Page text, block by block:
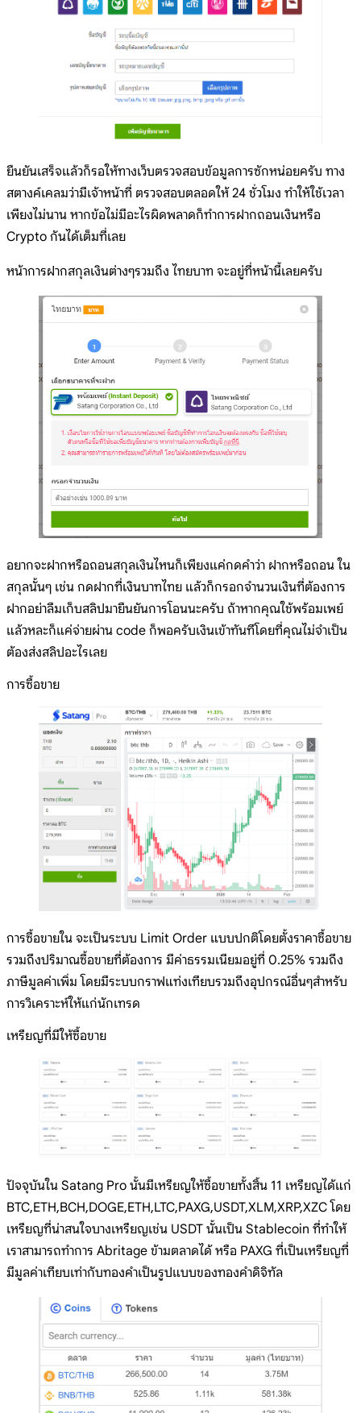
ยืนยันเสร็จแล้วก็รอให้ทางเว็บตรวจสอบข้อมูลการซักหน่อยครับ ทาง
สตางค์เคลมว่ามีเจ้าหน้าที่ ตรวจสอบตลอดให้ 24 ชั่วโมง ทำให้ใช้เวลา
เพียงไม่นาน หากข้อไม่มีอะไรผิดพลาดก็ทำการฝากถอนเงินหรือ
Crypto กันได้เต็มที่เลย
หน้าการฝากสกุลเงินต่างๆรวมถึง ไทยบาท จะอยู่ที่หน้านี้เลยครับ
อยากจะฝากหรือถอนสกุลเงินไหนก็เพียงแค่กดคำว่า ฝากหรือถอน ใน
สกุลนั้นๆ เช่น กดฝากที่เงินบาทไทย แล้วก็กรอกจำนวนเงินที่ต้องการ
ฝากอย่าลืมเก็บสลิปมายืนยันการโอนนะครับ ถ้าหากคุณใช้พร้อมเพย์
แล้วหละก็แค่จ่ายผ่าน code ก็พอครับเงินเข้าทันทีโดยที่คุณไม่จำเป็น
ต้องส่งสลิปอะไรเลย
การซื้อขาย
การซื้อขายใน จะเป็นระบบ Limit Order แบบปกติโดยตั้งราคาซื้อขาย
รวมถึงปริมาณซื้อขายที่ต้องการ มีค่าธรรมเนียมอยู่ที่ 0.25% รวมถึง
ภาษีมูลค่าเพิ่ม โดยมีระบบกราฟแท่งเทียบรวมถึงอุปกรณ์อื่นๆสำหรับ
การวิเคราะห์ให้แก่นักเทรด
เหรียญที่มีให้ซื้อขาย
ปัจจุบันใน Satang Pro นั้นมีเหรียญให้ซื้อขายทั้งสิ้น 11 เหรียญได้แก่
BTC,ETH,BCH,DOGE,ETH,LTC,PAXG,USDT,XLM,XRP,XZC โดย
เหรียญที่น่าสนใจบางเหรียญเช่น USDT นั้นเป็น Stablecoin ที่ทำให้
เราสามารถทำการ Abritage ข้ามตลาดได้ หรือ PAXG ที่เป็นเหรียญที่
มีมูลค่าเทียบเท่ากับทองคำเป็นรูปแบบของทองคำดิจิทัล